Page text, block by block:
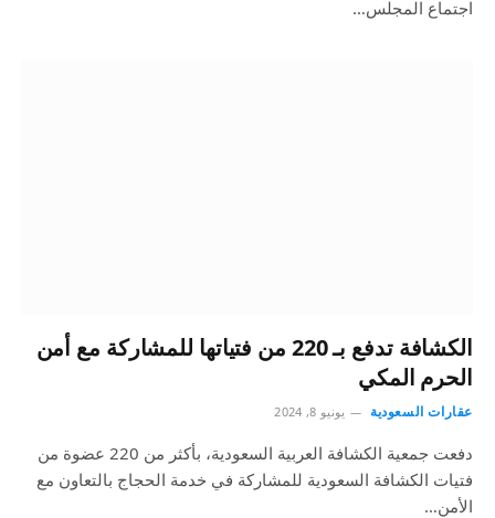
اجتماع المجلس…
الكشافة تدفع بـ 220 من فتياتها للمشاركة مع أمن
الحرم المكي
عقارات السعودية يونيو 8, 2024
دفعت جمعية الكشافة العربية السعودية، بأكثر من 220 عضوة من
فتيات الكشافة السعودية للمشاركة في خدمة الحجاج بالتعاون مع
الأمن…